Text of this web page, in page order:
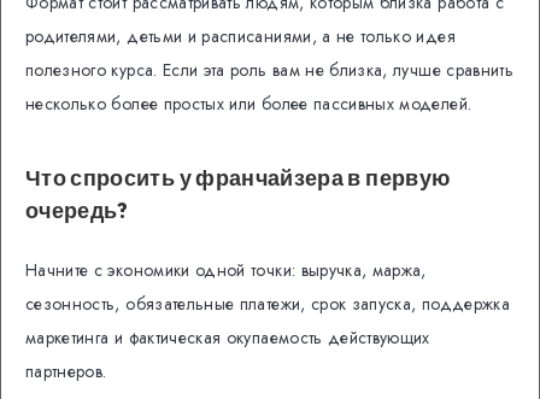
родителями, детьми и расписаниями, а не только идея
полезного курса. Если эта роль вам не близка, лучше сравнить
несколько более простых или более пассивных моделей.
Что спросить у франчайзера в первую
очередь?
Начните с экономики одной точки: выручка, маржа,
сезонность, обязательные платежи, срок запуска, поддержка
маркетинга и фактическая окупаемость действующих
партнеров.